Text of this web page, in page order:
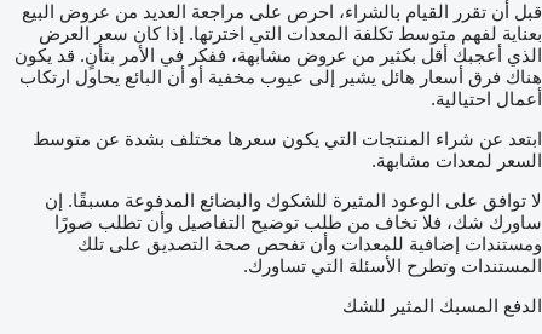
قبل أن تقرر القيام بالشراء، احرص على مراجعة العديد من عروض البيع
بعناية لفهم متوسط تكلفة المعدات التي اخترتها. إذا كان سعر العرض
الذي أعجبك أقل بكثير من عروض مشابهة، ففكر في الأمر بتأنٍ. قد يكون
هناك فرق أسعار هائل يشير إلى عيوب مخفية أو أن البائع يحاول ارتكاب
أعمال احتيالية.
ابتعد عن شراء المنتجات التي يكون سعرها مختلف بشدة عن متوسط
السعر لمعدات مشابهة.
لا توافق على الوعود المثيرة للشكوك والبضائع المدفوعة مسبقًا. إن
ساورك شك، فلا تخاف من طلب توضيح التفاصيل وأن تطلب صورًا
ومستندات إضافية للمعدات وأن تفحص صحة التصديق على تلك
المستندات وتطرح الأسئلة التي تساورك.
الدفع المسبك المثير للشك